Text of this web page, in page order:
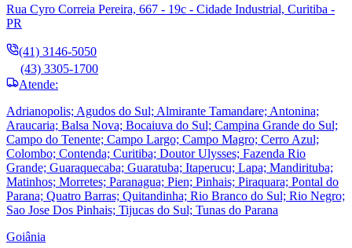
Rua Cyro Correia Pereira, 667 - 19c - Cidade Industrial, Curitiba -
PR
(41) 3146-5050
(43) 3305-1700
Atende:
Adrianopolis; Agudos do Sul; Almirante Tamandare; Antonina;
Araucaria; Balsa Nova; Bocaiuva do Sul; Campina Grande do Sul;
Campo do Tenente; Campo Largo; Campo Magro; Cerro Azul;
Colombo; Contenda; Curitiba; Doutor Ulysses; Fazenda Rio
Grande; Guaraquecaba; Guaratuba; Itaperucu; Lapa; Mandirituba;
Matinhos; Morretes; Paranagua; Pien; Pinhais; Piraquara; Pontal do
Parana; Quatro Barras; Quitandinha; Rio Branco do Sul; Rio Negro;
Sao Jose Dos Pinhais; Tijucas do Sul; Tunas do Parana
Goiânia